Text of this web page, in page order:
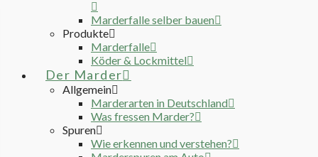
Marderfalle selber bauen
Produkte
Marderfalle
Köder & Lockmittel
Der Marder
Allgemein
Marderarten in Deutschland
Was fressen Marder?
Spuren
Wie erkennen und verstehen?